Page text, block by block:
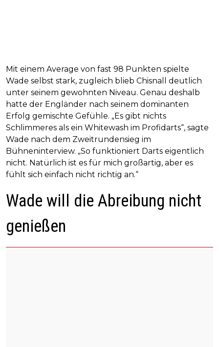
Mit einem Average von fast 98 Punkten spielte
Wade selbst stark, zugleich blieb Chisnall deutlich
unter seinem gewohnten Niveau. Genau deshalb
hatte der Engländer nach seinem dominanten
Erfolg gemischte Gefühle. „Es gibt nichts
Schlimmeres als ein Whitewash im Profidarts“, sagte
Wade nach dem Zweitrundensieg im
Bühneninterview. „So funktioniert Darts eigentlich
nicht. Natürlich ist es für mich großartig, aber es
fühlt sich einfach nicht richtig an.“
Wade will die Abreibung nicht
genießen